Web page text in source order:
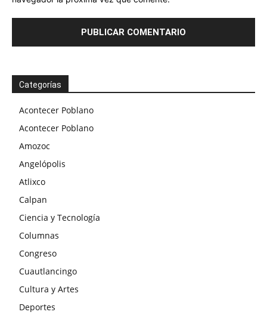
Categorías
Acontecer Poblano
Acontecer Poblano
Amozoc
Angelópolis
Atlixco
Calpan
Ciencia y Tecnología
Columnas
Congreso
Cuautlancingo
Cultura y Artes
Deportes